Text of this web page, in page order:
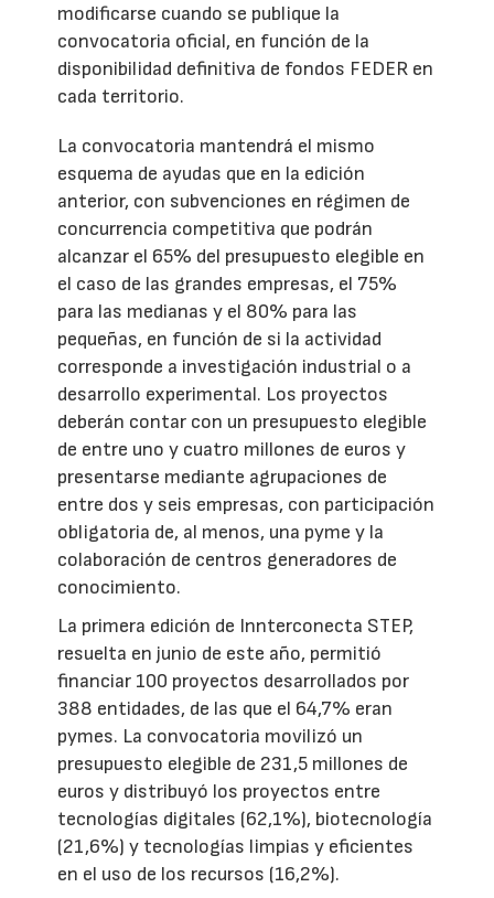
modificarse cuando se publique la
convocatoria oficial, en función de la
disponibilidad definitiva de fondos FEDER en
cada territorio.
La convocatoria mantendrá el mismo
esquema de ayudas que en la edición
anterior, con subvenciones en régimen de
concurrencia competitiva que podrán
alcanzar el 65% del presupuesto elegible en
el caso de las grandes empresas, el 75%
para las medianas y el 80% para las
pequeñas, en función de si la actividad
corresponde a investigación industrial o a
desarrollo experimental. Los proyectos
deberán contar con un presupuesto elegible
de entre uno y cuatro millones de euros y
presentarse mediante agrupaciones de
entre dos y seis empresas, con participación
obligatoria de, al menos, una pyme y la
colaboración de centros generadores de
conocimiento.
La primera edición de Innterconecta STEP,
resuelta en junio de este año, permitió
financiar 100 proyectos desarrollados por
388 entidades, de las que el 64,7% eran
pymes. La convocatoria movilizó un
presupuesto elegible de 231,5 millones de
euros y distribuyó los proyectos entre
tecnologías digitales (62,1%), biotecnología
(21,6%) y tecnologías limpias y eficientes
en el uso de los recursos (16,2%).